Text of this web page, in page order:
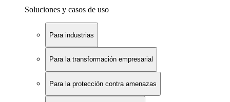
Soluciones y casos de uso
Para industrias
Para la transformación empresarial
Para la protección contra amenazas